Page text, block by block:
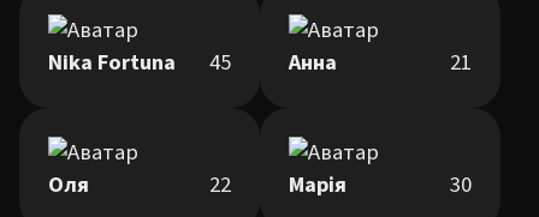
Nika Fortuna 45 Анна 21
Оля 22 Марія 30